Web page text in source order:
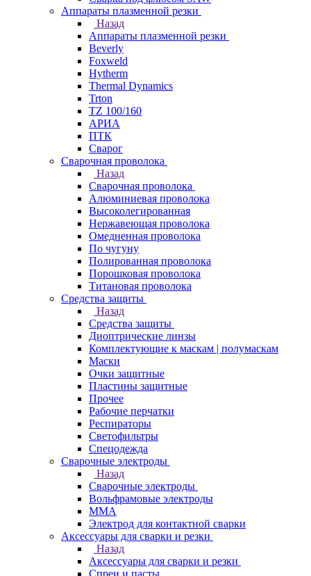
Аппараты плазменной резки
Назад
Аппараты плазменной резки
Beverly
Foxweld
Hytherm
Thermal Dynamics
Trton
TZ 100/160
АРИА
ПТК
Сварог
Сварочная проволока
Назад
Сварочная проволока
Алюминиевая проволока
Высоколегированная
Нержавеющая проволока
Омедненная проволока
По чугуну
Полированная проволока
Порошковая проволока
Титановая проволока
Средства защиты
Назад
Средства защиты
Диоптрические линзы
Комплектующие к маскам | полумаскам
Маски
Очки защитные
Пластины защитные
Прочее
Рабочие перчатки
Респираторы
Светофильтры
Спецодежда
Сварочные электроды
Назад
Сварочные электроды
Вольфрамовые электроды
ММА
Электрод для контактной сварки
Аксессуары для сварки и резки
Назад
Аксессуары для сварки и резки
Спреи и пасты